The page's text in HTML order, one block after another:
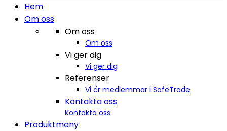
Hem
Om oss
Om oss
Om oss
Vi ger dig
Vi ger dig
Referenser
Vi är medlemmar i SafeTrade
Kontakta oss
Kontakta oss
Produktmeny